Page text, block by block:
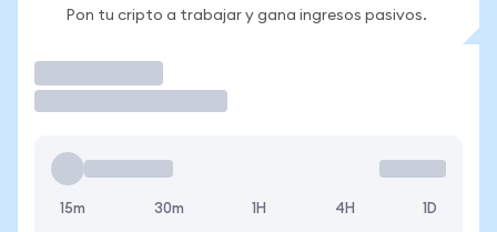
Pon tu cripto a trabajar y gana ingresos pasivos.
15m 30m 1H 4H 1D